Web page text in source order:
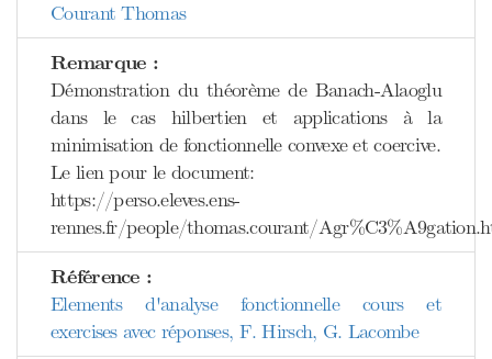
Courant Thomas
Remarque :
Démonstration du théorème de Banach-Alaoglu
dans le cas hilbertien et applications à la
minimisation de fonctionnelle convexe et coercive.
Le lien pour le document:
https://perso.eleves.ens-
rennes.fr/people/thomas.courant/
Référence :
Elements d'analyse fonctionnelle cours et
exercises avec réponses, F. Hirsch, G. Lacombe